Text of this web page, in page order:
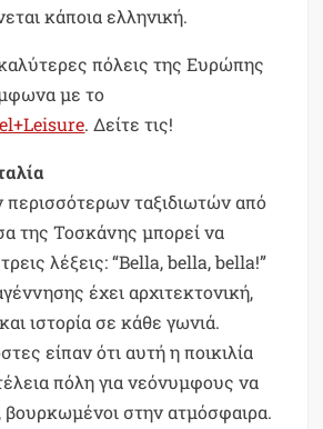
κάποια ελληνική.
πόλεις της Ευρώπης
με το
. Δείτε τις!
περισσότερων ταξιδιωτών από
της Τοσκάνης μπορεί να
λέξεις: “Bella, bella, bella!”
έχει αρχιτεκτονική,
ιστορία σε κάθε γωνιά.
είπαν ότι αυτή η ποικιλία
πόλη για νεόνυμφους να
βουρκωμένοι στην ατμόσφαιρα.